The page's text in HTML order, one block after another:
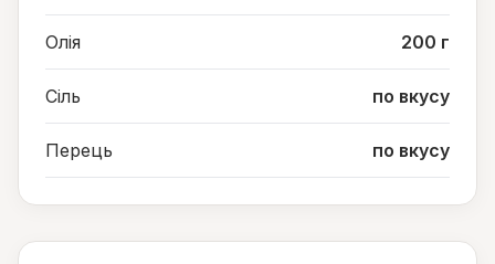
Олія 200 г
Сіль по вкусу
Перець по вкусу